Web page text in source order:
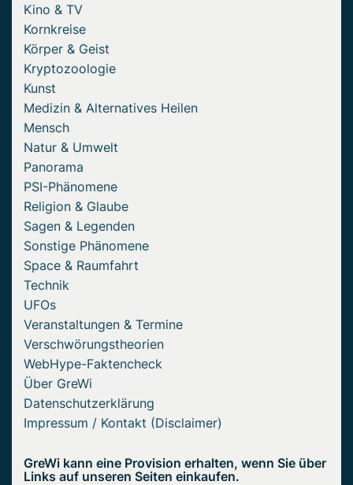
Kino & TV
Kornkreise
Körper & Geist
Kryptozoologie
Kunst
Medizin & Alternatives Heilen
Mensch
Natur & Umwelt
Panorama
PSI-Phänomene
Religion & Glaube
Sagen & Legenden
Sonstige Phänomene
Space & Raumfahrt
Technik
UFOs
Veranstaltungen & Termine
Verschwörungstheorien
WebHype-Faktencheck
Über GreWi
Datenschutzerklärung
Impressum / Kontakt (Disclaimer)
GreWi kann eine Provision erhalten, wenn Sie über
Links auf unseren Seiten einkaufen.